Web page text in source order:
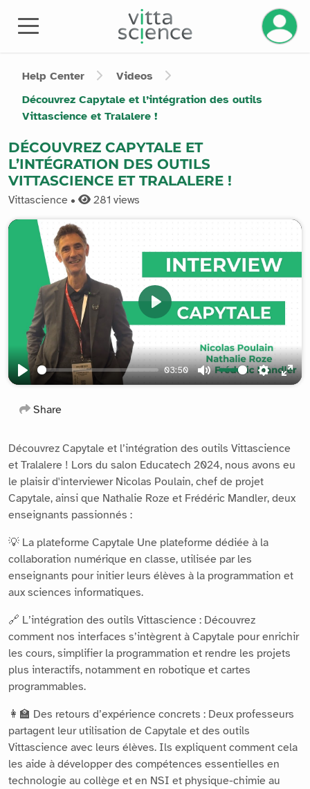
Help Center
Videos
Découvrez Capytale et l’intégration des outils
Vittascience et Tralalere !
DÉCOUVREZ CAPYTALE ET
L’INTÉGRATION DES OUTILS
VITTASCIENCE ET TRALALERE !
Vittascience • 281 views
Play
03:50
Mute Settings
Play
Share
Découvrez Capytale et l’intégration des outils Vittascience
et Tralalere ! Lors du salon Educatech 2024, nous avons eu
le plaisir d'interviewer Nicolas Poulain, chef de projet
Capytale, ainsi que Nathalie Roze et Frédéric Mandler, deux
enseignants passionnés :
💡 La plateforme Capytale Une plateforme dédiée à la
collaboration numérique en classe, utilisée par les
enseignants pour initier leurs élèves à la programmation et
aux sciences informatiques.
🔗 L’intégration des outils Vittascience : Découvrez
comment nos interfaces s’intègrent à Capytale pour enrichir
les cours, simplifier la programmation et rendre les projets
plus interactifs, notamment en robotique et cartes
programmables.
👩‍🏫 Des retours d’expérience concrets : Deux professeurs
partagent leur utilisation de Capytale et des outils
Vittascience avec leurs élèves. Ils expliquent comment cela
les aide à développer des compétences essentielles en
technologie au collège et en NSI et physique-chimie au